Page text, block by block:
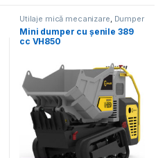
Utilaje mică mecanizare Dumper
Mini dumper cu șenile 389
cc VH850